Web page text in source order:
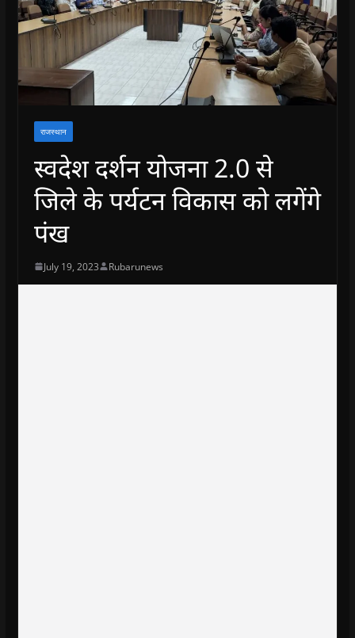
राजस्थान
स्वदेश दर्शन योजना 2.0 से
जिले के पर्यटन विकास को लगेंगे
पंख
July 19, 2023 Rubarunews